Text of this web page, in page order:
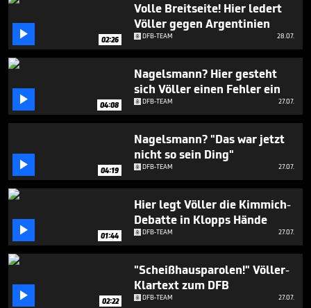
 02:26
Volle Breitseite! Hier ledert
Völler gegen Argentinien
DFB-TEAM 28.07.
 04:08
Nagelsmann? Hier gesteht
sich Völler einen Fehler ein
DFB-TEAM 27.07.
 04:19
Nagelsmann? "Das war jetzt
nicht so sein Ding"
DFB-TEAM 27.07.
 01:44
Hier legt Völler die Kimmich-
Debatte in Klopps Hände
DFB-TEAM 27.07.
 02:22
"Scheißhausparolen!" Völler-
Klartext zum DFB
DFB-TEAM 27.07.